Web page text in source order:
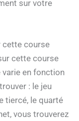
sur votre
cette course
cette course
en fonction
: le jeu
tiercé, le quarté
vous trouverez